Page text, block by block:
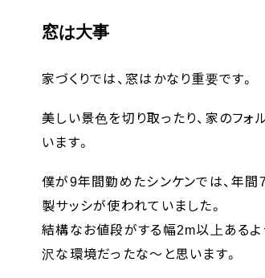
窓は大事
家づくりでは、窓はかなり重要です。
美しい景色を切り取ったり、家のフ
います。
僕が9年間勤めたシンケンでは、年
製サッシが使われていました。
結構なお値段がする幅2m以上ある
沢な環境だったな〜と思います。